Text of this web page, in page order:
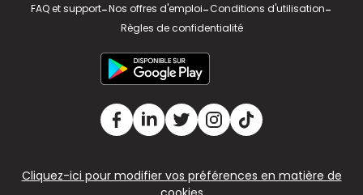
FAQ et support-Nos offres d'emploi-Conditions d'utilisation-
Règles de confidentialité
Cliquez-ici pour modifier vos préférences en matière de